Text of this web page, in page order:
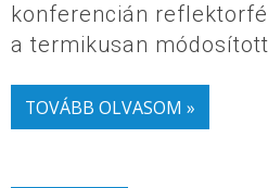
konferencián
a termikusan
TOVÁBB OLVASOM »